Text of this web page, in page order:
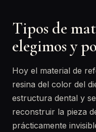
Tipos de
elegimos y
Hoy el material de
resina del color del
estructura dental y
reconstruir la pieza
prácticamente